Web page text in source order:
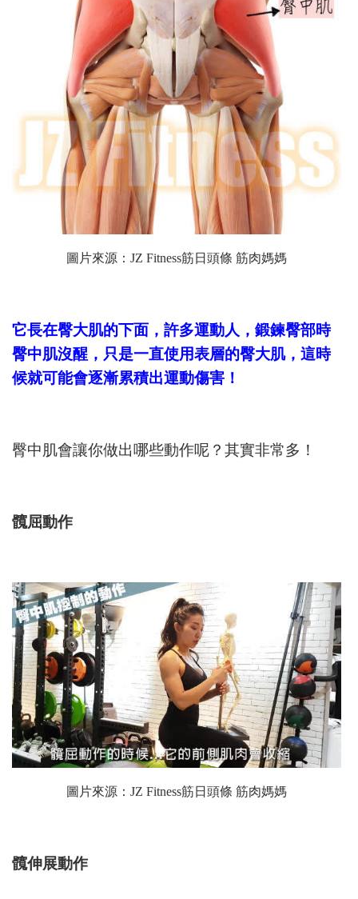
圖片來源：JZ Fitness筋日頭條 筋肉媽媽
它長在臀大肌的下面，許多運動人，鍛鍊臀部時
臀中肌沒醒，只是一直使用表層的臀大肌，這時
候就可能會逐漸累積出運動傷害！
臀中肌會讓你做出哪些動作呢？其實非常多！
髖屈動作
圖片來源：JZ Fitness筋日頭條 筋肉媽媽
髖伸展動作